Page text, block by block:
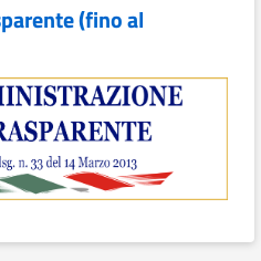
(fino al